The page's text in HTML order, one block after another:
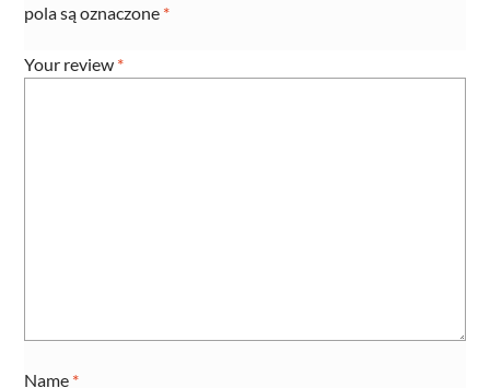
pola są oznaczone *
Your review *
Name *